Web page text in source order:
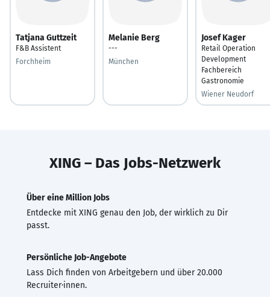
Tatjana Guttzeit
F&B Assistent
Forchheim
Melanie Berg
---
München
Josef Kager
Retail Operation
Development
Fachbereich
Gastronomie
Wiener Neudorf
XING – Das Jobs-Netzwerk
Über eine Million Jobs
Entdecke mit XING genau den Job, der wirklich zu Dir
passt.
Persönliche Job-Angebote
Lass Dich finden von Arbeitgebern und über 20.000
Recruiter·innen.